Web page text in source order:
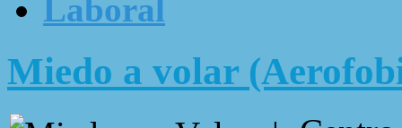
Laboral
Miedo a volar